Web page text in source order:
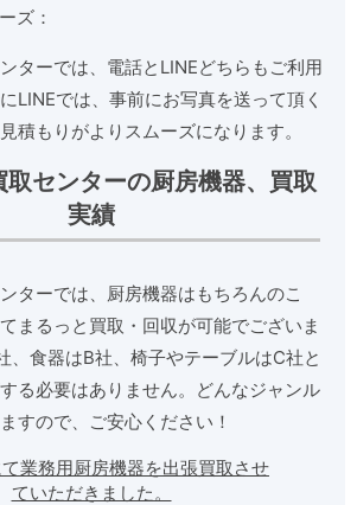
ズ：
ターでは、電話とLINEどちらもご利用
LINEでは、事前にお写真を送って頂く
積もりがよりスムーズになります。
取センターの厨房機器、買取
実績
ターでは、厨房機器はもちろんのこ
まるっと買取・回収が可能でございま
、食器はB社、椅子やテーブルはC社と
る必要はありません。どんなジャンル
すので、ご安心ください！
業務用厨房機器を出張買取させ
ていただきました。